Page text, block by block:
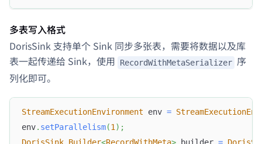
多表写入格式
DorisSink 支持单个 Sink 同步多张表，需要将数据以及库
表一起传递给 Sink，使用
RecordWithMetaSerializer 序
列化即可。
StreamExecutionEnvironment env =
env. setParallelism(1 ) ;
Doris Summit 26
October 21–22 · Virtual event
↗
↗